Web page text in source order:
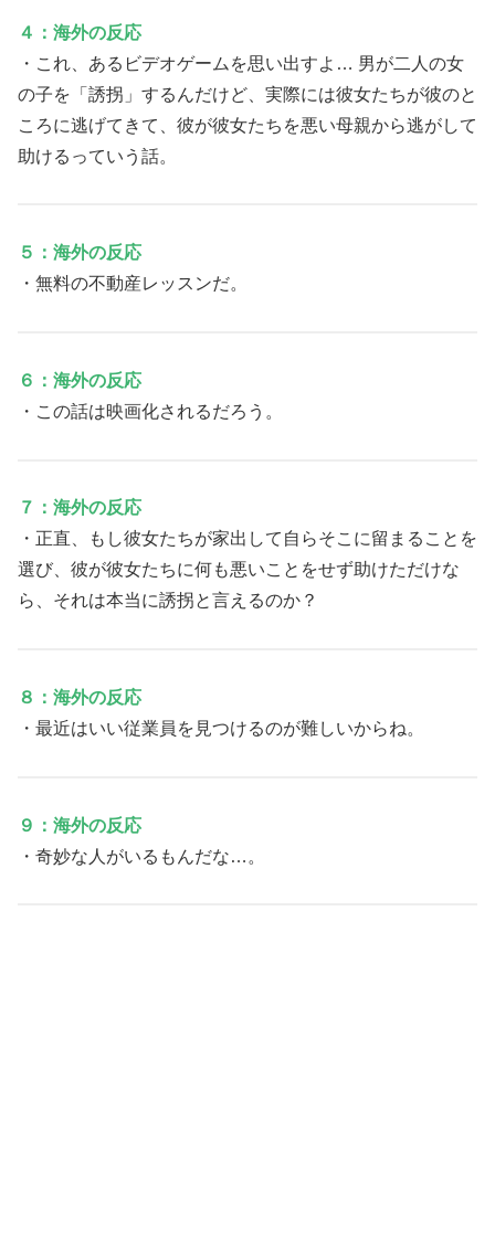
４：海外の反応
・これ、あるビデオゲームを思い出すよ… 男が二人の女
の子を「誘拐」するんだけど、実際には彼女たちが彼のと
ころに逃げてきて、彼が彼女たちを悪い母親から逃がして
助けるっていう話。
５：海外の反応
・無料の不動産レッスンだ。
６：海外の反応
・この話は映画化されるだろう。
７：海外の反応
・正直、もし彼女たちが家出して自らそこに留まることを
選び、彼が彼女たちに何も悪いことをせず助けただけな
ら、それは本当に誘拐と言えるのか？
８：海外の反応
・最近はいい従業員を見つけるのが難しいからね。
９：海外の反応
・奇妙な人がいるもんだな…。